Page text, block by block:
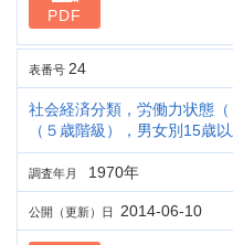
PDF
表番号 24
社会経済分類，労働力状態
（５歳階級），男女別15歳
調査年月 1970年
公開（更新）日 2014-06-10